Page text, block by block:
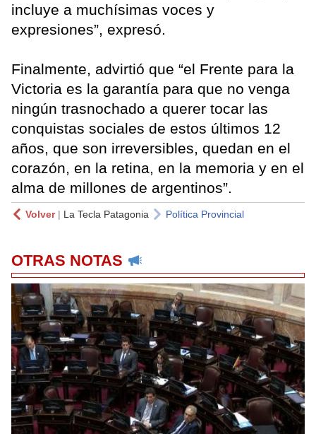
incluye a muchísimas voces y
expresiones”, expresó.
Finalmente, advirtió que “el Frente para la
Victoria es la garantía para que no venga
ningún trasnochado a querer tocar las
conquistas sociales de estos últimos 12
años, que son irreversibles, quedan en el
corazón, en la retina, en la memoria y en el
alma de millones de argentinos”.
Volver| La Tecla Patagonia Política Provincial
OTRAS NOTAS